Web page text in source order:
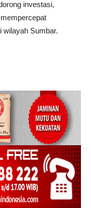
investasi,
wilayah Sumbar.